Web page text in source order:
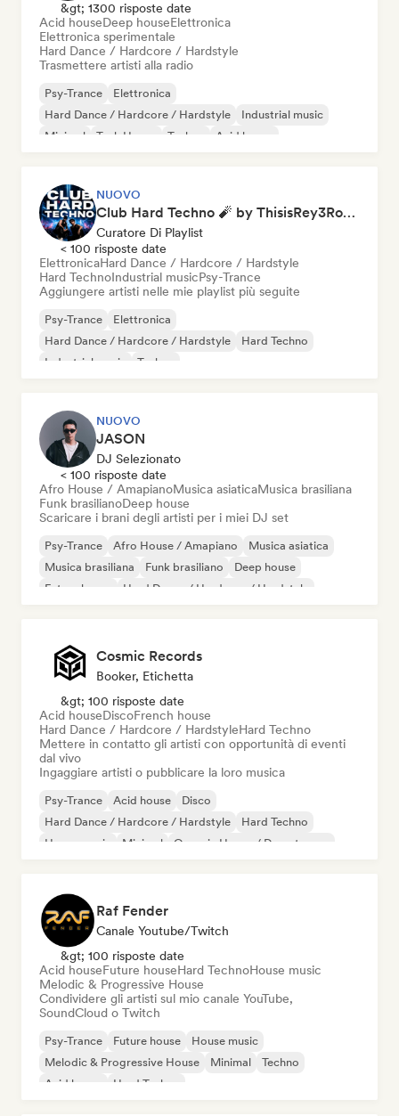
&gt; 1300 risposte date
Acid houseDeep houseElettronica
Elettronica sperimentale
Hard Dance / Hardcore / Hardstyle
Trasmettere artisti alla radio
Psy-Trance
Elettronica
Hard Dance / Hardcore / Hardstyle
Industrial music
Minimal
Tech House Techno Acid house
NUOVO
Club Hard Techno 🧨 by ThisisRey3Rocco
Curatore Di Playlist
< 100 risposte date
ElettronicaHard Dance / Hardcore / Hardstyle
Hard TechnoIndustrial musicPsy-Trance
Aggiungere artisti nelle mie playlist più seguite
Psy-Trance
Elettronica
Hard Dance / Hardcore / Hardstyle
Hard Techno
Industrial music
Techno
NUOVO
JASON
DJ Selezionato
< 100 risposte date
Afro House / AmapianoMusica asiaticaMusica brasiliana
Funk brasilianoDeep house
Scaricare i brani degli artisti per i miei DJ set
Psy-Trance Afro House / Amapiano
Musica asiatica
Musica brasiliana
Funk brasiliano
Deep house
Future house
Hard Dance / Hardcore / Hardstyle
Cosmic Records
Booker, Etichetta
&gt; 100 risposte date
Acid houseDiscoFrench house
Hard Dance / Hardcore / HardstyleHard Techno
Mettere in contatto gli artisti con opportunità di eventi
dal vivo
Ingaggiare artisti o pubblicare la loro musica
Psy-Trance Acid house
Disco
Hard Dance / Hardcore / Hardstyle
Hard Techno
House music
Minimal Organic House / Downtempo
Raf Fender
Canale Youtube/Twitch
&gt; 100 risposte date
Acid houseFuture houseHard TechnoHouse music
Melodic & Progressive House
Condividere gli artisti sul mio canale YouTube,
SoundCloud o Twitch
Psy-Trance Future house
House music
Melodic & Progressive House
Minimal
Techno
Acid house
Hard Techno